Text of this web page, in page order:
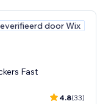
door Wix
Fast
4.8(33)